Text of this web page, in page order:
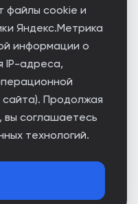
файлы cookie и
Яндекс.Метрика
информации о
IP-адреса,
Продолжая
вы соглашаетесь
технологий.